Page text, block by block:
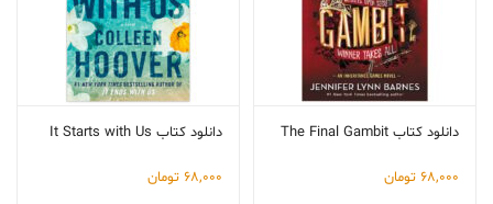
دانلود کتاب The Final Gambit
68,000 تومان
دانلود کتاب It Starts with Us
68,000 تومان